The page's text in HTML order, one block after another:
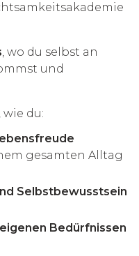
, wo du selbst an
und
du:
gesamten Alltag
Selbstbewusstsein
Bedürfnissen